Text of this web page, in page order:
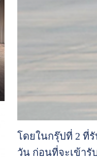
โดยในกรุ๊ปที่ 2 ที่
วัน ก่อนที่จะเข้ารั